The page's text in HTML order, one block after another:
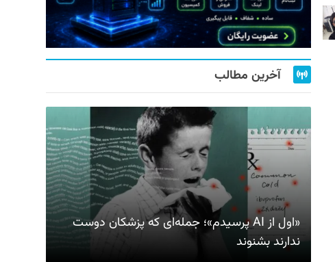
آخرین مطالب
«اول از AI پرسیدم»؛ جمله‌ای که پزشکان دوست
ندارند بشنوند